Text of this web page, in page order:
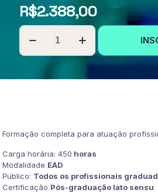
R$2.388,00
PÓS-
GRADUAÇÃO
EM
Formação completa para atuação
Carga horária: 450 horas
Modalidade EAD
Público: Todos os profissionais
Certificação Pós-graduação lato sensu